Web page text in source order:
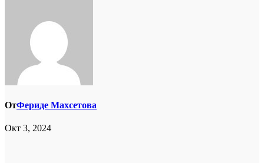
ОтФериде Махсетова
Окт 3, 2024